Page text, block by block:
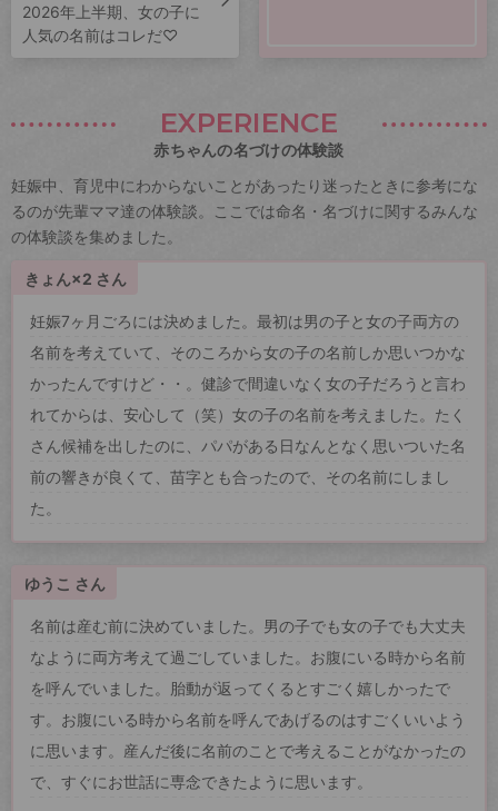
2026年上半期、女の子に
人気の名前はコレだ♡
EXPERIENCE
赤ちゃんの名づけの体験談
妊娠中、育児中にわからないことがあったり迷ったときに参考にな
るのが先輩ママ達の体験談。ここでは命名・名づけに関するみんな
の体験談を集めました。
きょん×2 さん
妊娠7ヶ月ごろには決めました。最初は男の子と女の子両方の
名前を考えていて、そのころから女の子の名前しか思いつかな
かったんですけど・・。健診で間違いなく女の子だろうと言わ
れてからは、安心して（笑）女の子の名前を考えました。たく
さん候補を出したのに、パパがある日なんとなく思いついた名
前の響きが良くて、苗字とも合ったので、その名前にしまし
た。
ゆうこ さん
名前は産む前に決めていました。男の子でも女の子でも大丈夫
なように両方考えて過ごしていました。お腹にいる時から名前
を呼んでいました。胎動が返ってくるとすごく嬉しかったで
す。お腹にいる時から名前を呼んであげるのはすごくいいよう
に思います。産んだ後に名前のことで考えることがなかったの
で、すぐにお世話に専念できたように思います。